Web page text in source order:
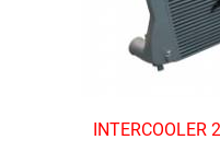
INTERCOOLER